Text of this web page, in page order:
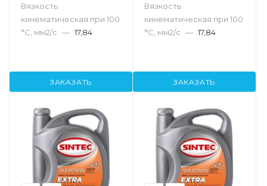
Вязкость
кинематическая при 100
°С, мм2/с — 17,84
ЗАКАЗАТЬ
Вязкость
кинематическая при 100
°С, мм2/с — 17,84
ЗАКАЗАТЬ